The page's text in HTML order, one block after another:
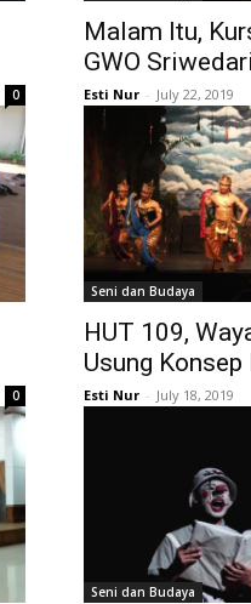
0
Malam Itu,
GWO
Esti Nur - July 22, 2019
0
Seni dan Budaya
HUT 109,
Usung Konsep
Esti Nur - July 18, 2019
Seni dan Budaya